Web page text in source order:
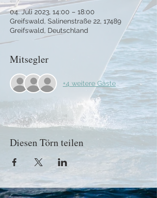
04. Juli 2023, 14:00 – 18:00
Greifswald, Salinenstraße 22, 17489
Greifswald, Deutschland
Mitsegler
+4 weitere Gäste
Diesen Törn teilen